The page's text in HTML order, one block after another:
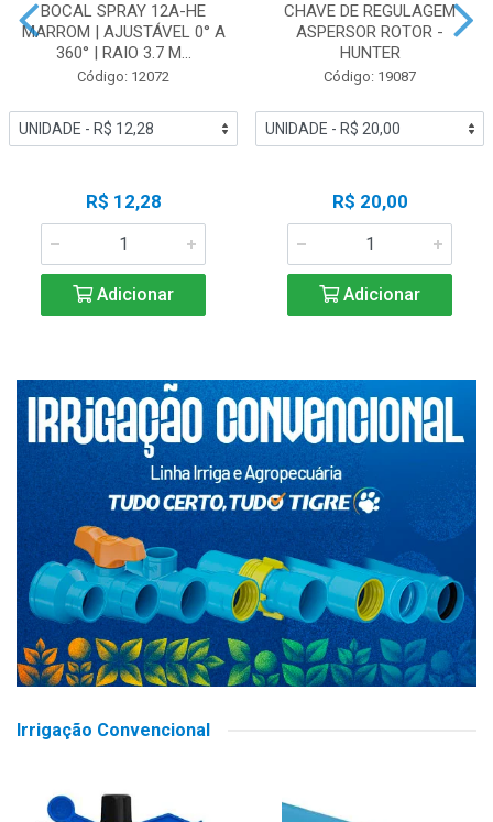
BOCAL SPRAY 12A-HE
MARROM | AJUSTÁVEL 0° A
360° | RAIO 3.7 M...
Código: 12072
R$ 12,28
Adicionar
CHAVE DE REGULAGEM
ASPERSOR ROTOR -
HUNTER
Código: 19087
R$ 20,00
Adicionar
Irrigação Convencional